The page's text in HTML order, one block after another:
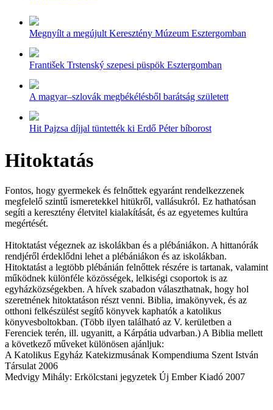
Megnyílt a megújult Keresztény Múzeum Esztergomban
František Trstenský szepesi püspök Esztergomban
A magyar–szlovák megbékélésből barátság született
Hit Pajzsa díjjal tüntették ki Erdő Péter bíborost
Hitoktatás
Fontos, hogy gyermekek és felnőttek egyaránt rendelkezzenek
megfelelő szintű ismeretekkel hitükről, vallásukról. Ez hathatósan
segíti a keresztény életvitel kialakítását, és az egyetemes kultúra
megértését.
Hitoktatást végeznek az iskolákban és a plébániákon. A hittanórák
rendjéről érdeklődni lehet a plébániákon és az iskolákban.
Hitoktatást a legtöbb plébánián felnőttek részére is tartanak, valamint
működnek különféle közösségek, lelkiségi csoportok is az
egyházközségekben. A hívek szabadon választhatnak, hogy hol
szeretnének hitoktatáson részt venni. Biblia, imakönyvek, és az
otthoni felkészülést segítő könyvek kaphatók a katolikus
könyvesboltokban. (Több ilyen található az V. kerületben a
Ferenciek terén, ill. ugyanitt, a Kárpátia udvarban.) A Biblia mellett
a következő műveket különösen ajánljuk:
A Katolikus Egyház Katekizmusának Kompendiuma Szent István
Társulat 2006
Medvigy Mihály: Erkölcstani jegyzetek Új Ember Kiadó 2007